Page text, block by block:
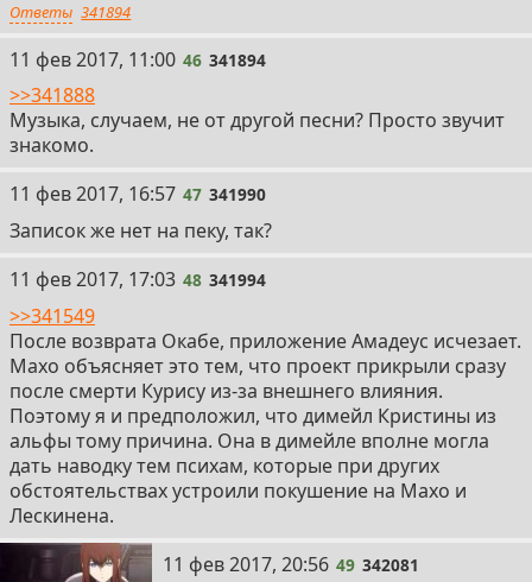
Ответы 341894
46
11 фев 2017, 11:00 46 341894
>>341888
Музыка, случаем, не от другой песни? Просто звучит
знакомо.
47
11 фев 2017, 16:57 47 341990
Записок же нет на пеку, так?
48
11 фев 2017, 17:03 48 341994
>>341549
После возврата Окабе, приложение Амадеус исчезает.
Махо объясняет это тем, что проект прикрыли сразу
после смерти Курису из-за внешнего влияния.
Поэтому я и предположил, что димейл Кристины из
альфы тому причина. Она в димейле вполне могла
дать наводку тем психам, которые при других
обстоятельствах устроили покушение на Махо и
Лескинена.
49
11 фев 2017, 20:56 49 342081